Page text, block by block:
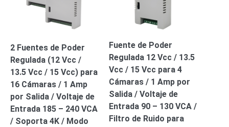
Alimentación
con
PoEPDU Plantas
de
EnergíaPoE
de Largo
Alcance UPS
- No Break
Kits-
2 Fuentes de Poder
Regulada (12 Vcc /
13.5 Vcc / 15 Vcc) para
16 Cámaras / 1 Amp
por Salida / Voltaje de
Entrada 185 – 240 VCA
/ Soporta 4K / Modo
Fuente de Poder
Regulada 12 Vcc / 13.5
Vcc / 15 Vcc para 4
Cámaras / 1 Amp por
Salida / Voltaje de
Entrada 90 – 130 VCA /
Filtro de Ruido para